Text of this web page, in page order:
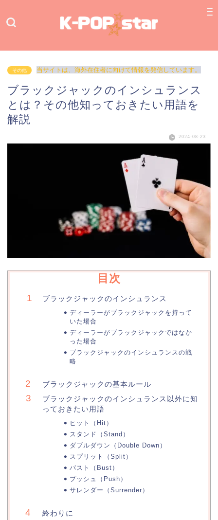
その他 当サイトは、海外在住者に向けて情報を発信しています。
ブラックジャックのインシュランス
とは？その他知っておきたい用語を
解説
2024-08-23
目次
ブラックジャックのインシュランス
ディーラーがブラックジャックを持って
いた場合
ディーラーがブラックジャックではなか
った場合
ブラックジャックのインシュランスの戦
略
ブラックジャックの基本ルール
ブラックジャックのインシュランス以外に知
っておきたい用語
ヒット（Hit）
スタンド（Stand）
ダブルダウン（Double Down）
スプリット（Split）
バスト（Bust）
プッシュ（Push）
サレンダー（Surrender）
終わりに